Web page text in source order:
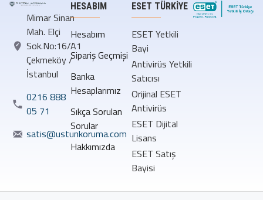
Mimar Sinan
Mah. Elçi
Sok.No:16/A1
Çekmeköy /
İstanbul
0216 888
05 71
satis@ustunkoruma.com
HESABIM
Hesabım
Sipariş Geçmişi
Banka
Hesaplarımız
Sıkça Sorulan
Sorular
Hakkımızda
ESET TÜRKIYE
ESET Yetkili
Bayi
Antivirüs Yetkili
Satıcısı
Orijinal ESET
Antivirüs
ESET Dijital
Lisans
ESET Satış
Bayisi